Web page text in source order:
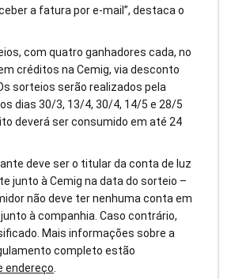
a fatura por e-mail”, destaca o
com quatro ganhadores cada, no
créditos na Cemig, via desconto
sorteios serão realizados pela
dias 30/3, 13/4, 30/4, 14/5 e 28/5
deverá ser consumido em até 24
deve ser o titular da conta de luz
junto à Cemig na data do sorteio –
não deve ter nenhuma conta em
à companhia. Caso contrário,
Mais informações sobre a
completo estão
endereço